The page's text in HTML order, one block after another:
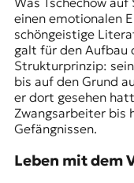
einen emotionalen
schöngeistige
galt für den Aufbau
Strukturprinzip:
bis auf den Grund
er dort gesehen
Zwangsarbeiter bis
Gefängnissen.
Leben mit dem